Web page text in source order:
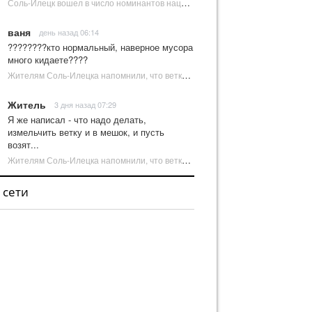
ваня день назад 06:14
????????кто нормальный, наверное мусора
много кидаете????
Жителям Соль-Илецка напомнили, что ветки от деревьев нельзя оставлять на площадках ТКО | Новости Соль-Илецка
Житель 3 дня назад 07:29
Я же написал - что надо делать,
измельчить ветку и в мешок, и пусть
возят...
Жителям Соль-Илецка напомнили, что ветки от деревьев нельзя оставлять на площадках ТКО | Новости Соль-Илецка